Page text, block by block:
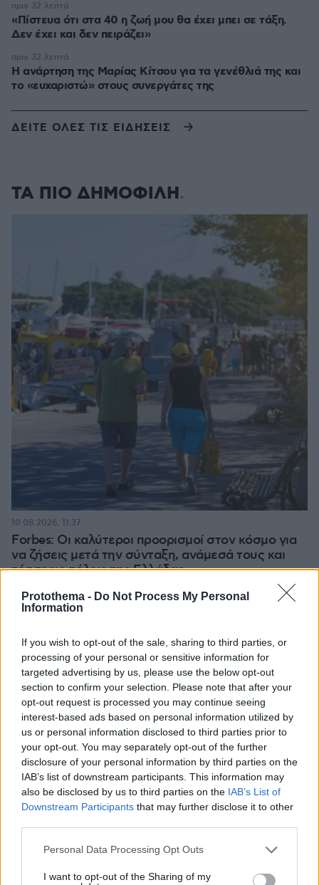
Protothema - Do Not Process My Personal
Information
If you wish to opt-out of the sale, sharing to third parties, or
processing of your personal or sensitive information for
targeted advertising by us, please use the below opt-out
section to confirm your selection. Please note that after your
opt-out request is processed you may continue seeing
interest-based ads based on personal information utilized by
us or personal information disclosed to third parties prior to
your opt-out. You may separately opt-out of the further
disclosure of your personal information by third parties on the
IAB’s list of downstream participants. This information may
also be disclosed by us to third parties on the IAB’s List of
Downstream Participants that may further disclose it to other
Please note that this website/app uses one or more Google
not limited to your visit or usage behaviour. You may click to
Personal Data Processing Opt Outs
I want to opt-out of the Sharing of my
«Πίστευα ότι στα 40 η ζωή μου θα έχει μπει σε τάξη.
Δεν έχει και δεν πειράζει»
πριν 32 λεπτά
Η ανάρτηση της Μαρίας Κίτσου για τα γενέθλιά της και
το «ευχαριστώ» στους συνεργάτες της
πριν 32 λεπτά
ΔΕΙΤΕ ΟΛΕΣ ΤΙΣ ΕΙΔΗΣΕΙΣ
ΤΑ ΠΙΟ ΔΗΜΟΦΙΛΗ
Forbes: Οι καλύτεροι προορισμοί στον κόσμο για
να ζήσεις μετά την σύνταξη, ανάμεσά τους και
τέσσερις πόλεις της Ελλάδας
10.08.2026, 11:37